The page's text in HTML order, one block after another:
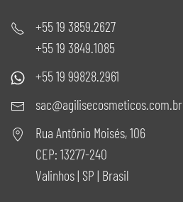
+55 19 3859.2627
+55 19 3849.1085
+55 19 99828.2961
sac@agilisecosmeticos.com.br
Rua Antônio Moisés, 106
CEP: 13277-240
Valinhos | SP | Brasil